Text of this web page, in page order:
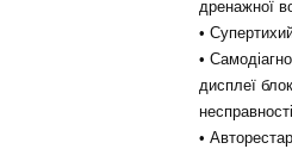
дренажної
•
•
дисплеї
•